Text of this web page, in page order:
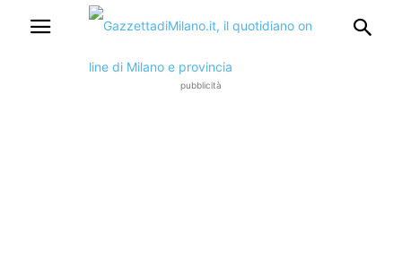
pubblicità